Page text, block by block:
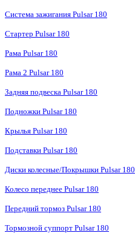
Система зажигания Pulsar 180
Стартер Pulsar 180
Рама Pulsar 180
Рама 2 Pulsar 180
Задняя подвеска Pulsar 180
Подножки Pulsar 180
Крылья Pulsar 180
Подставки Pulsar 180
Диски колесные/Покрышки Pulsar 180
Колесо переднее Pulsar 180
Передний тормоз Pulsar 180
Тормозной суппорт Pulsar 180